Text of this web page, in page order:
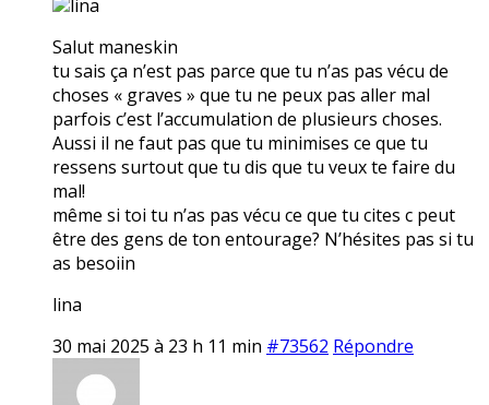
lina
Salut maneskin
tu sais ça n’est pas parce que tu n’as pas vécu de
choses « graves » que tu ne peux pas aller mal
parfois c’est l’accumulation de plusieurs choses.
Aussi il ne faut pas que tu minimises ce que tu
ressens surtout que tu dis que tu veux te faire du
mal!
même si toi tu n’as pas vécu ce que tu cites c peut
être des gens de ton entourage? N’hésites pas si tu
as besoiin
lina
30 mai 2025 à 23 h 11 min #73562 Répondre